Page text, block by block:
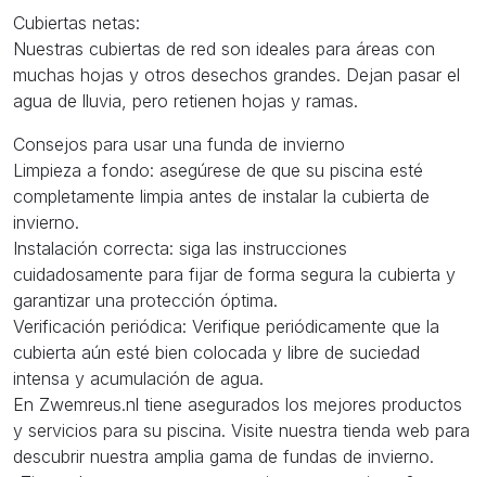
Cubiertas netas:
Nuestras cubiertas de red son ideales para áreas con
muchas hojas y otros desechos grandes. Dejan pasar el
agua de lluvia, pero retienen hojas y ramas.
Consejos para usar una funda de invierno
Limpieza a fondo: asegúrese de que su piscina esté
completamente limpia antes de instalar la cubierta de
invierno.
Instalación correcta: siga las instrucciones
cuidadosamente para fijar de forma segura la cubierta y
garantizar una protección óptima.
Verificación periódica: Verifique periódicamente que la
cubierta aún esté bien colocada y libre de suciedad
intensa y acumulación de agua.
En Zwemreus.nl tiene asegurados los mejores productos
y servicios para su piscina. Visite nuestra tienda web para
descubrir nuestra amplia gama de fundas de invierno.